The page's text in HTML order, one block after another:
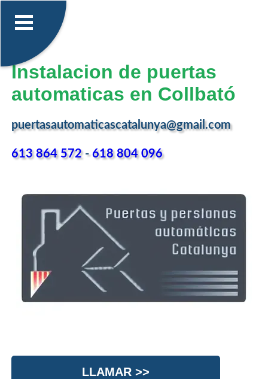
Instalacion de puertas
automaticas en Collbató
puertasautomaticascatalunya@gmail.com
613 864 572-618 804 096
LLAMAR >>